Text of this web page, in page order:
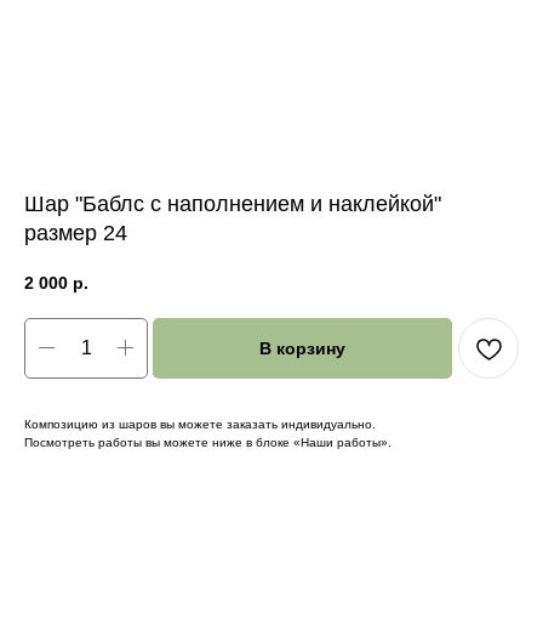
Шар "Баблс с наполнением и наклейкой"
размер 24
2 000 р.
В корзину
Композицию из шаров вы можете заказать индивидуально.
Посмотреть работы вы можете ниже в блоке «Наши работы».